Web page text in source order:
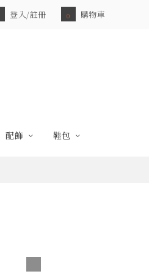
登入/註冊 購物車
0
配飾 鞋包